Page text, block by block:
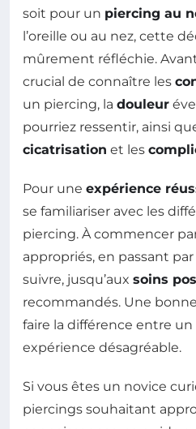
soit pour un piercing au
l’oreille ou au nez, cette
mûrement réfléchie.
crucial de connaître les
un piercing, la douleur
pourriez ressentir, ainsi
cicatrisation et les
Pour une expérience
se familiariser avec les
piercing. À commencer
appropriés, en passant
suivre, jusqu’aux soins
recommandés. Une
faire la différence entre un
expérience désagréable.
Si vous êtes un novice
piercings souhaitant